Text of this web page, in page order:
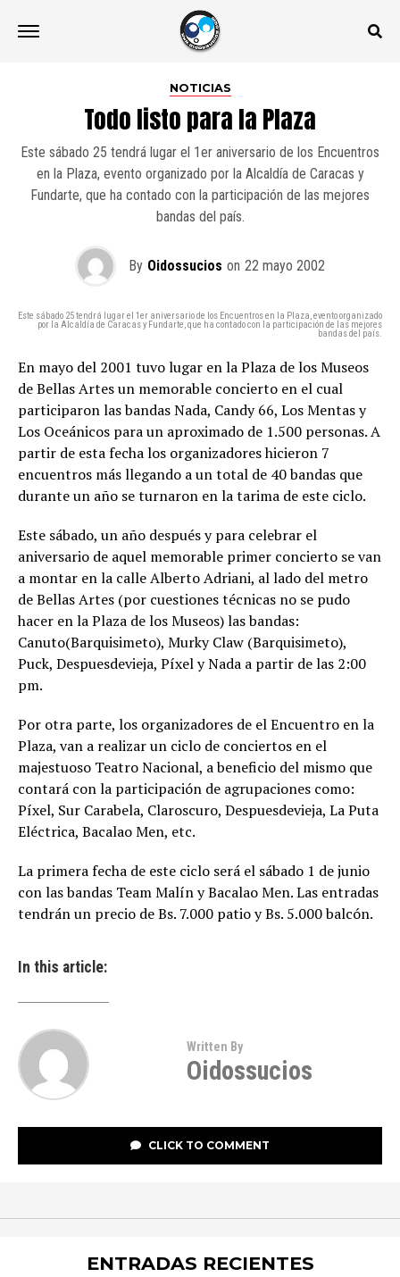
NOTICIAS
Todo listo para la Plaza
Este sábado 25 tendrá lugar el 1er aniversario de los Encuentros
en la Plaza, evento organizado por la Alcaldía de Caracas y
Fundarte, que ha contado con la participación de las mejores
bandas del país.
By Oidossucios on 22 mayo 2002
Este sábado 25 tendrá lugar el 1er aniversario de los Encuentros en la Plaza, evento organizado
por la Alcaldía de Caracas y Fundarte, que ha contado con la participación de las mejores
bandas del país.
En mayo del 2001 tuvo lugar en la Plaza de los Museos
de Bellas Artes un memorable concierto en el cual
participaron las bandas Nada, Candy 66, Los Mentas y
Los Oceánicos para un aproximado de 1.500 personas. A
partir de esta fecha los organizadores hicieron 7
encuentros más llegando a un total de 40 bandas que
durante un año se turnaron en la tarima de este ciclo.
Este sábado, un año después y para celebrar el
aniversario de aquel memorable primer concierto se van
a montar en la calle Alberto Adriani, al lado del metro
de Bellas Artes (por cuestiones técnicas no se pudo
hacer en la Plaza de los Museos) las bandas:
Canuto(Barquisimeto), Murky Claw (Barquisimeto),
Puck, Despuesdevieja, Píxel y Nada a partir de las 2:00
pm.
Por otra parte, los organizadores de el Encuentro en la
Plaza, van a realizar un ciclo de conciertos en el
majestuoso Teatro Nacional, a beneficio del mismo que
contará con la participación de agrupaciones como:
Píxel, Sur Carabela, Claroscuro, Despuesdevieja, La Puta
Eléctrica, Bacalao Men, etc.
La primera fecha de este ciclo será el sábado 1 de junio
con las bandas Team Malín y Bacalao Men. Las entradas
tendrán un precio de Bs. 7.000 patio y Bs. 5.000 balcón.
In this article:
Written By
Oidossucios
CLICK TO COMMENT
ENTRADAS RECIENTES